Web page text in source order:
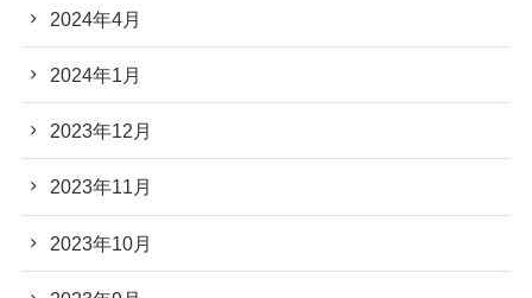
2024年4月
2024年1月
2023年12月
2023年11月
2023年10月